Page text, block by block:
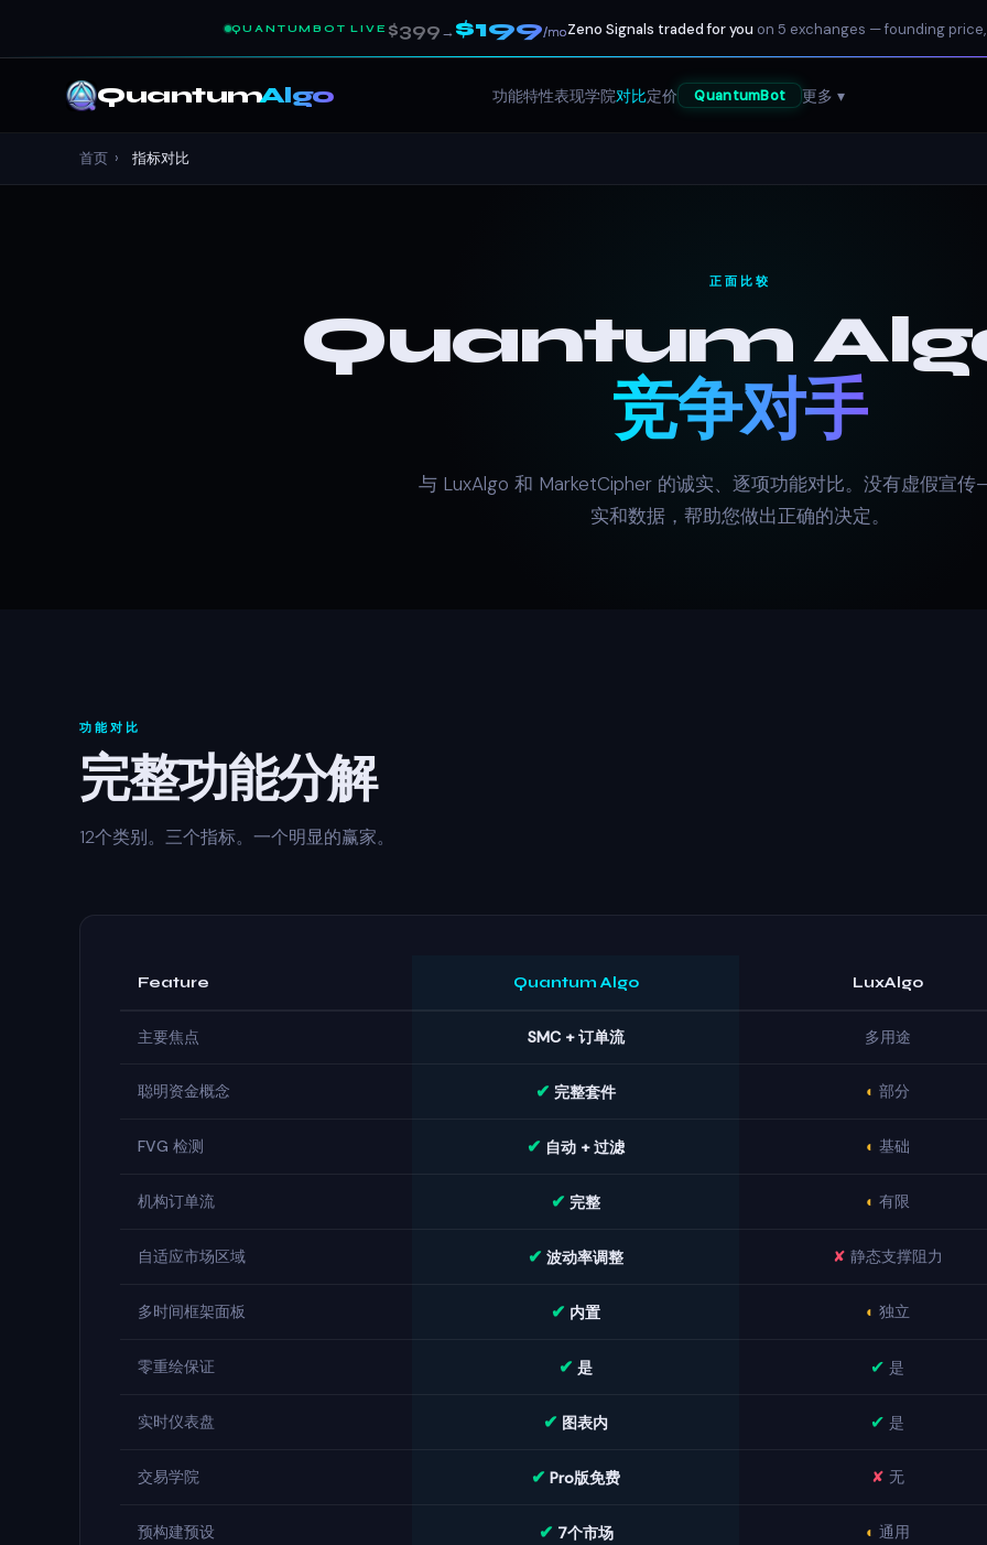
QUANTUMBOT LIVE $399→$199/moZeno Signals traded for you on 5 exchanges — founding
QuantumAlgo 功能特性表现学院对比定价 QuantumBot 更多 ▾
首页 › 指标对比
正面比较
Quantum Algo
竞争对手
与 LuxAlgo 和 MarketCipher 的诚实、逐项功能对比。没有虚假宣
实和数据，帮助您做出正确的决定。
功能对比
完整功能分解
12个类别。三个指标。一个明显的赢家。
Feature Quantum Algo LuxAlgo
主要焦点 SMC + 订单流 多用途
聪明资金概念 ✔ 完整套件 ◐ 部分
FVG 检测 ✔ 自动 + 过滤 ◐ 基础
机构订单流 ✔ 完整 ◐ 有限
自适应市场区域 ✔ 波动率调整 ✘ 静态支撑阻力
多时间框架面板 ✔ 内置 ◐ 独立
零重绘保证 ✔ 是 ✔ 是
实时仪表盘 ✔ 图表内 ✔ 是
交易学院 ✔ Pro版免费 ✘ 无
预构建预设 ✔ 7个市场 ◐ 通用